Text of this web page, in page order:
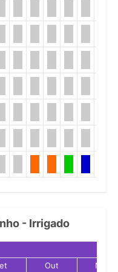
- Irrigado
Out
Nov